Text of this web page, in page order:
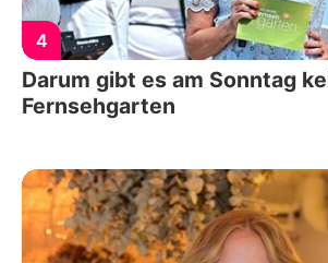
4
Darum gibt es am Sonntag
Fernsehgarten